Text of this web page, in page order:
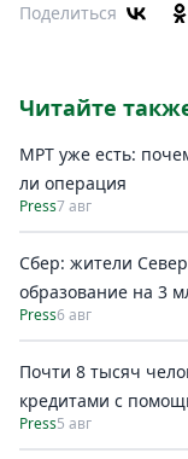
Поделиться
Читайте
МРТ уже есть:
ли операция
Press7 авг
Сбер: жители
образование на 3
Press6 авг
Почти 8 тысяч
кредитами с
Press5 авг